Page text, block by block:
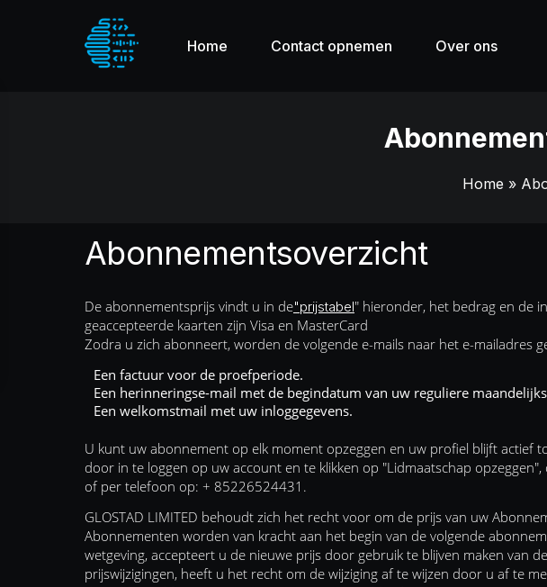
Home Contact opnemen Over ons
Home »
Abonnementsoverzicht
De abonnementsprijs vindt u in de"prijstabel" hieronder, het bedrag en de
geaccepteerde kaarten zijn Visa en MasterCard
Zodra u zich abonneert, worden de volgende e-mails naar het e-mailadres
Een factuur voor de proefperiode.
Een herinneringse-mail met de begindatum van uw reguliere
Een welkomstmail met uw inloggegevens.
U kunt uw abonnement op elk moment opzeggen en uw profiel blijft actief
door in te loggen op uw account en te klikken op "Lidmaatschap
of per telefoon op: + 85226524431.
GLOSTAD LIMITED behoudt zich het recht voor om de prijs van uw
Abonnementen worden van kracht aan het begin van de volgende
wetgeving, accepteert u de nieuwe prijs door gebruik te blijven maken van
prijswijzigingen, heeft u het recht om de wijziging af te wijzen door u af te